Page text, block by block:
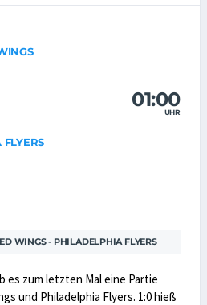
01:00
UHR
WINGS - PHILADELPHIA FLYERS
es zum letzten Mal eine Partie
und Philadelphia Flyers. 1:0 hieß